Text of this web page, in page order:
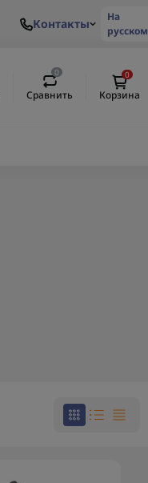
Контакты
На
русском
0
Сравнить
0
Корзина